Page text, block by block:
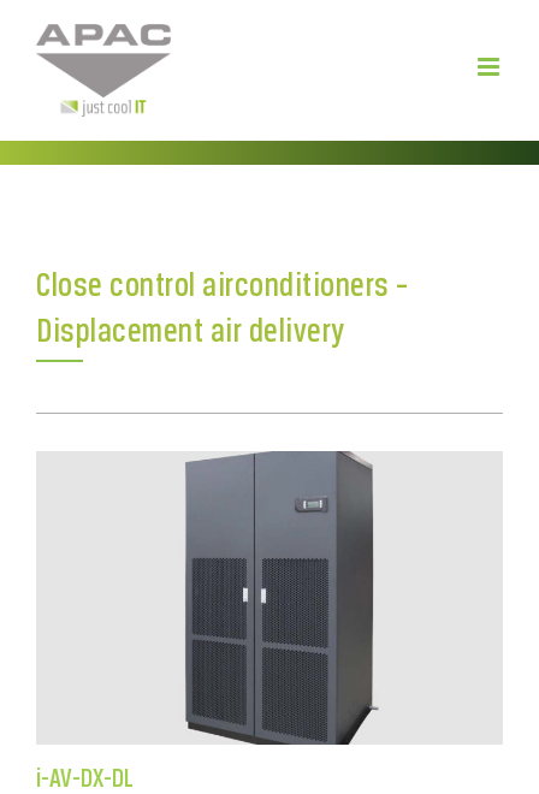
content
Close control airconditioners –
Displacement air delivery
i-AV-DX-DL